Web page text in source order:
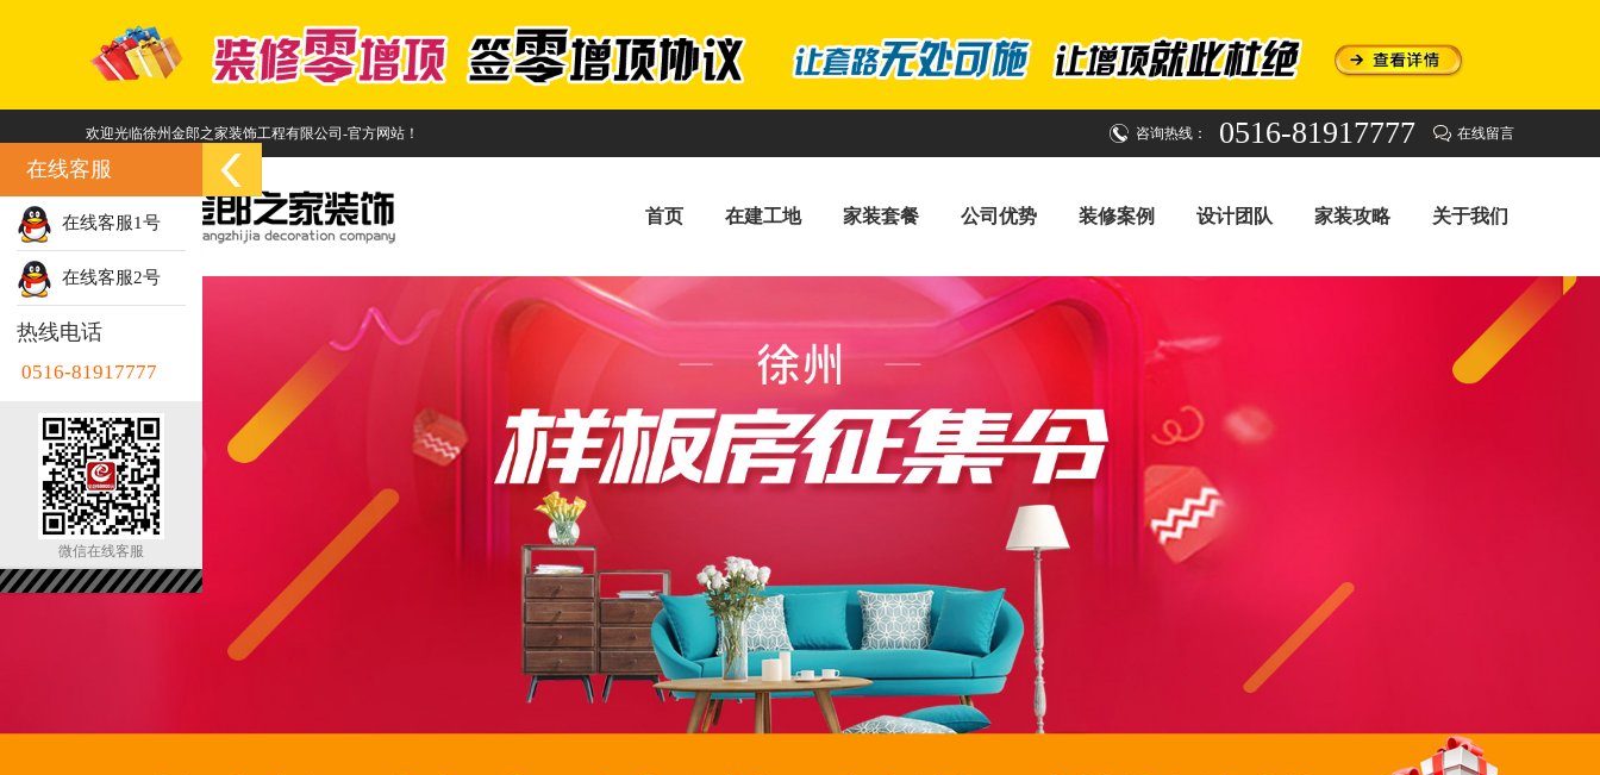
0516-81917777
咨询热线： 在线留言
欢迎光临徐州金郎之家装饰工程有限公司-官方网站！
首页 在建工地 家装套餐 公司优势 装修案例 设计团队 家装攻略 关于我们
在线客服
在线客服1号
在线客服2号
热线电话
0516-81917777
微信在线客服